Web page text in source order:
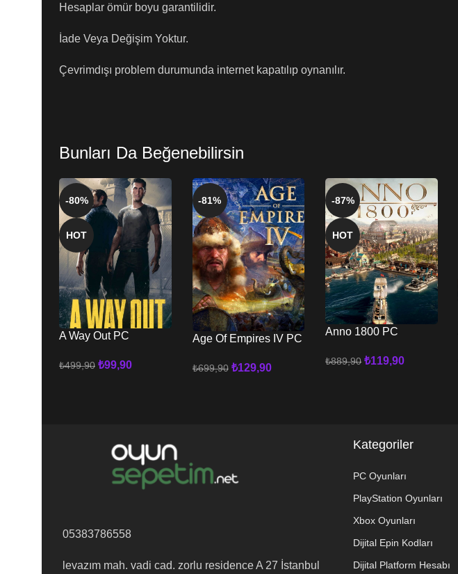
Hesaplar ömür boyu garantilidir.
İade Veya Değişim Yoktur.
Çevrimdışı problem durumunda internet kapatılıp oynanılır.
Bunları Da Beğenebilirsin
-80%
HOT
A Way Out PC
₺499,90 ₺99,90
-81%
Age Of Empires IV PC
₺699,90 ₺129,90
-87%
HOT
Anno 1800 PC
₺889,90 ₺119,90
05383786558
levazım mah. vadi cad. zorlu residence A 27 İstanbul
Kategoriler
PC Oyunları
PlayStation Oyunları
Xbox Oyunları
Dijital Epin Kodları
Dijital Platform Hesabı